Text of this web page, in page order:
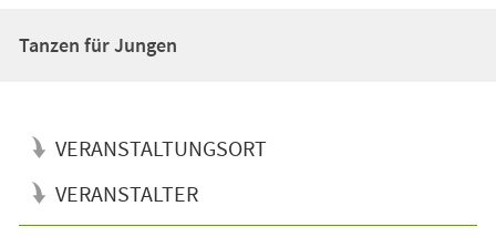
Tanzen für Jungen
VERANSTALTUNGSORT
VERANSTALTER